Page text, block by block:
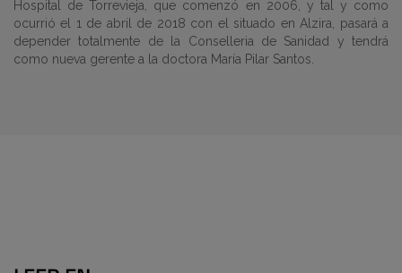
Hospital de Torrevieja, que comenzó en 2006, y tal y como
ocurrió el 1 de abril de 2018 con el situado en Alzira, pasará a
depender totalmente de la Conselleria de Sanidad y tendrá
como nueva gerente a la doctora María Pilar Santos.